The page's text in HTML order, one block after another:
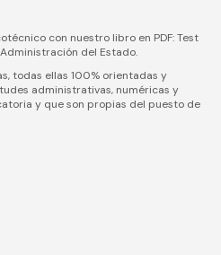
con nuestro libro en PDF: Test
del Estado.
todas ellas 100% orientadas y
administrativas, numéricas y
y que son propias del puesto de